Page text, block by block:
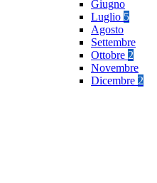
Giugno
Luglio 5
Agosto
Settembre
Ottobre 2
Novembre
Dicembre 2